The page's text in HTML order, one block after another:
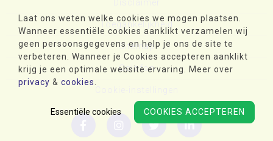
Laat ons weten welke cookies we mogen plaatsen.
Wanneer essentiële cookies aanklikt verzamelen wij
geen persoonsgegevens en help je ons de site te
verbeteren. Wanneer je Cookies accepteren aanklikt
krijg je een optimale website ervaring. Meer over
privacy & cookies
COOKIES ACCEPTEREN
Essentiële cookies
Toegankelijkheid
Sitemap
Colofon